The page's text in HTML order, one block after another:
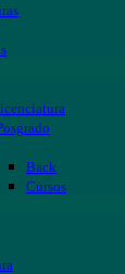
Back
Cursos